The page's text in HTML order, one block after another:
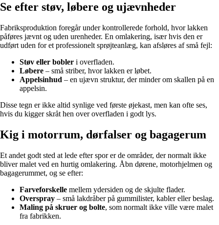
Se efter støv, løbere og ujævnheder
Fabriksproduktion foregår under kontrollerede forhold, hvor lakken
påføres jævnt og uden urenheder. En omlakering, især hvis den er
udført uden for et professionelt sprøjteanlæg, kan afsløres af små fejl:
Støv eller bobler i overfladen.
Løbere – små striber, hvor lakken er løbet.
Appelsinhud – en ujævn struktur, der minder om skallen på en
appelsin.
Disse tegn er ikke altid synlige ved første øjekast, men kan ofte ses,
hvis du kigger skråt hen over overfladen i godt lys.
Kig i motorrum, dørfalser og bagagerum
Et andet godt sted at lede efter spor er de områder, der normalt ikke
bliver malet ved en hurtig omlakering. Åbn dørene, motorhjelmen og
bagagerummet, og se efter:
Farveforskelle mellem ydersiden og de skjulte flader.
Overspray – små lakdråber på gummilister, kabler eller beslag.
Maling på skruer og bolte, som normalt ikke ville være malet
fra fabrikken.